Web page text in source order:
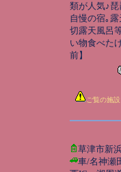
類が人気♪
自慢の宿｡
切露天風呂
い物食べた
前】
ご覧の施
草津市新
車/名神瀬